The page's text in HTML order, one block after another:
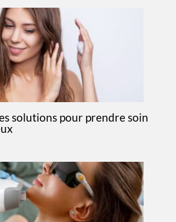
solutions pour prendre soin